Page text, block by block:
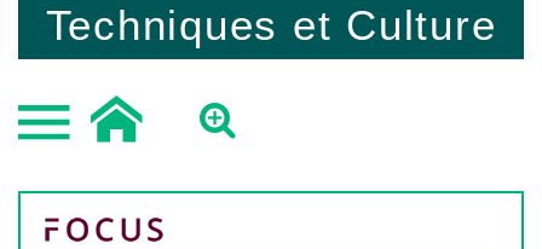
Techniques et Culture